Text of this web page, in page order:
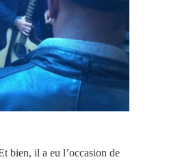
bien, il a eu l’occasion de